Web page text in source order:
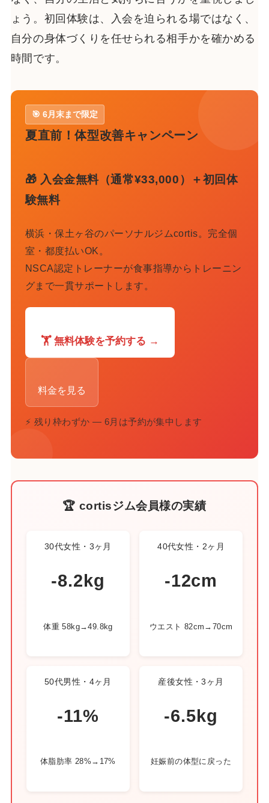
ょう。初回体験は、入会を迫られる場ではなく、
自分の身体づくりを任せられる相手かを確かめる
時間です。
🎯 6月末まで限定
夏直前！体型改善キャンペーン
🎁 入会金無料（通常¥33,000）＋初回体
験無料
横浜・保土ヶ谷のパーソナルジムcortis。完全個
室・都度払いOK。
NSCA認定トレーナーが食事指導からトレーニン
グまで一貫サポートします。
🏋️ 無料体験を予約する →
料金を見る
⚡ 残り枠わずか — 6月は予約が集中します
🏆 cortisジム会員様の実績
30代女性・3ヶ月
-8.2kg
体重 58kg→49.8kg
40代女性・2ヶ月
-12cm
ウエスト 82cm→70cm
50代男性・4ヶ月
-11%
体脂肪率 28%→17%
産後女性・3ヶ月
-6.5kg
妊娠前の体型に戻った